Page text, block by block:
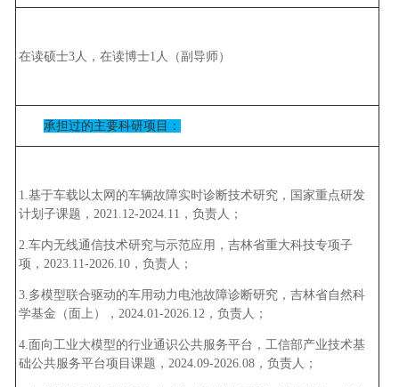
在读硕士3人，在读博士1人（副导师）
承担过的主要科研项目：
1.基于车载以太网的车辆故障实时诊断技术研究，国家重点研发
计划子课题，2021.12-2024.11，负责人；
2.车内无线通信技术研究与示范应用，吉林省重大科技专项子
项，2023.11-2026.10，负责人；
3.多模型联合驱动的车用动力电池故障诊断研究，吉林省自然科
学基金（面上），2024.01-2026.12，负责人；
4.面向工业大模型的行业通识公共服务平台，工信部产业技术基
础公共服务平台项目课题，2024.09-2026.08，负责人；